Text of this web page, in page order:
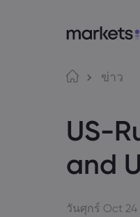
ภาษา
English
Deutsch
German
Dutch
繁體中文
Indonesian
ข่าว
US-
and
วันศุกร์ Oct 24